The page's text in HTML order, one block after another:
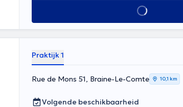
Alles zien
Praktijk 1
Rue de Mons 51, Braine-Le-Comte 10,1 km
Volgende beschikbaarheid